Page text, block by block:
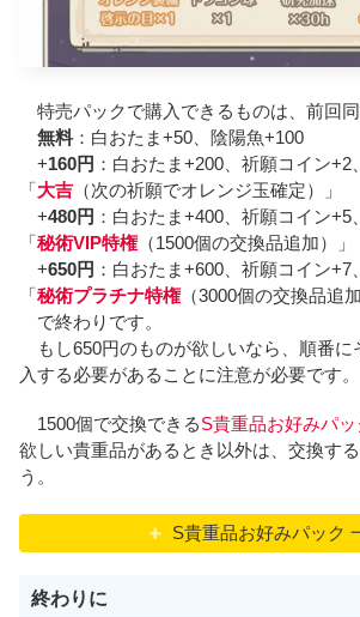
特売パックで購入できるものは、前回
無料 ：白おたま+50、陰陽魚+100
+160円 ：白おたま+200、祈願コイン+2
「大吉 （次の祈願でオレンジ玉確定）」
+480円 ：白おたま+400、祈願コイン+5
「秘術VIP特権（1500個の交換品追加）」
+650円 ：白おたま+600、祈願コイン+7
「秘術プラチナ特権（3000個の交換品追加
で終わりです。
もし650円のものが欲しいなら、順番に
入する必要があることに注意が必要です。
1500個で交換できるS貴重品お好みパ
欲しい貴重品があるとき以外は、交換す
う。
S貴重品お好みパック
終わりに